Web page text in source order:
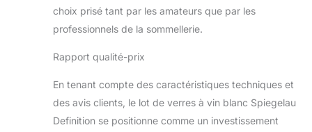
choix prisé tant par les amateurs que par les
professionnels de la sommellerie.
Rapport qualité-prix
En tenant compte des caractéristiques techniques et
des avis clients, le lot de verres à vin blanc Spiegelau
Definition se positionne comme un investissement